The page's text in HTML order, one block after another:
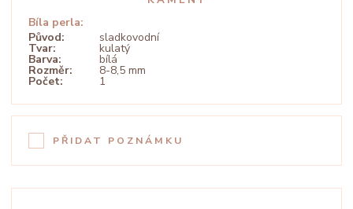
Bíla perla:
Původ:
sladkovodní
Tvar: kulatý
Barva: bílá
Rozměr: 8-8,5 mm
Počet: 1
PŘIDAT POZNÁMKU